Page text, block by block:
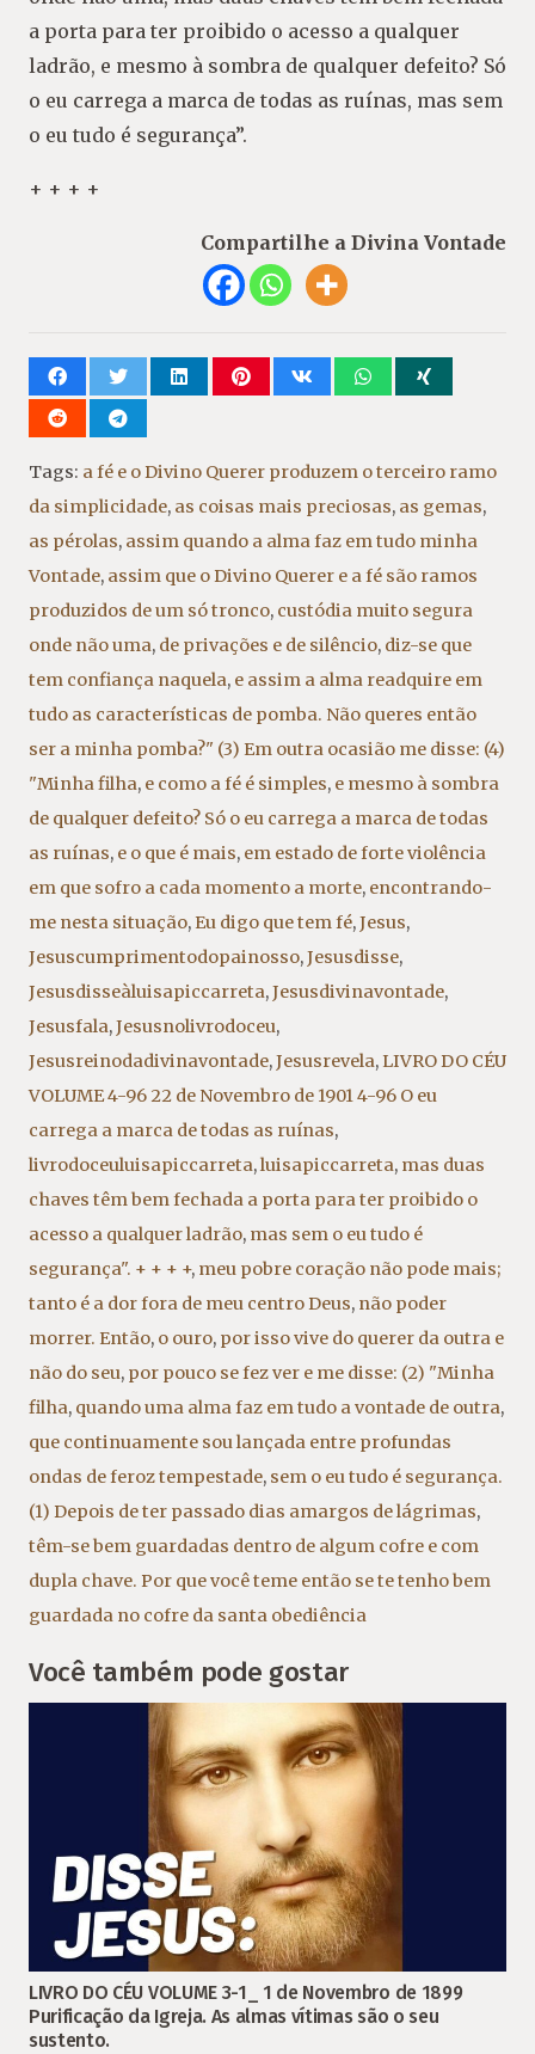
a porta para ter proibido o acesso a qualquer
ladrão, e mesmo à sombra de qualquer defeito? Só
o eu carrega a marca de todas as ruínas, mas sem
o eu tudo é segurança”.
+ + + +
Compartilhe a Divina Vontade
Tags: a fé e o Divino Querer produzem o terceiro ramo
da simplicidade, as coisas mais preciosas, as gemas,
as pérolas, assim quando a alma faz em tudo minha
Vontade, assim que o Divino Querer e a fé são ramos
produzidos de um só tronco, custódia muito segura
onde não uma, de privações e de silêncio, diz-se que
tem confiança naquela, e assim a alma readquire em
tudo as características de pomba. Não queres então
ser a minha pomba?" (3) Em outra ocasião me disse: (4)
"Minha filha, e como a fé é simples, e mesmo à sombra
de qualquer defeito? Só o eu carrega a marca de todas
as ruínas, e o que é mais, em estado de forte violência
em que sofro a cada momento a morte, encontrando-
me nesta situação,Eu digo que tem fé,Jesus,
Jesuscumprimentodopainosso,Jesusdisse,
Jesusdisseàluisapiccarreta,Jesusdivinavontade,
Jesusfala,Jesusnolivrodoceu,
Jesusreinodadivinavontade,Jesusrevela,LIVRO DO CÉU
VOLUME 4-96 22 de Novembro de 1901 4-96 O eu
carrega a marca de todas as ruínas,
livrodoceuluisapiccarreta,luisapiccarreta, mas duas
chaves têm bem fechada a porta para ter proibido o
acesso a qualquer ladrão, mas sem o eu tudo é
segurança". + + + +, meu pobre coração não pode mais;
tanto é a dor fora de meu centro Deus, não poder
morrer. Então, o ouro, por isso vive do querer da outra e
não do seu, por pouco se fez ver e me disse: (2) "Minha
filha, quando uma alma faz em tudo a vontade de outra,
que continuamente sou lançada entre profundas
ondas de feroz tempestade, sem o eu tudo é segurança.
(1) Depois de ter passado dias amargos de lágrimas,
têm-se bem guardadas dentro de algum cofre e com
dupla chave. Por que você teme então se te tenho bem
guardada no cofre da santa obediência
Você também pode gostar
LIVRO DO CÉU VOLUME 3-1_ 1 de Novembro de 1899
Purificação da Igreja. As almas vítimas são o seu
sustento.